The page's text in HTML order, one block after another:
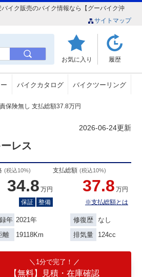
イク販売のバイク情報なら【グーバイク沖
サイトマップ
お気に入り 履歴
バイクカタログ バイクツーリング
保険無し 支払総額37.8万円
2026-06-24更新
レス
(税込10%)
34.8 万円
保証
整備
支払総額 (税込10%)
37.8 万円
※支払総額とは
年 2021年 修復歴
なし
離
19118Km 排気量 124cc
1分で完了！
【無料】見積・在庫確認